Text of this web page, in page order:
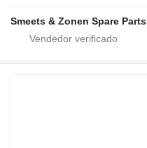
Smeets & Zonen Spare Parts